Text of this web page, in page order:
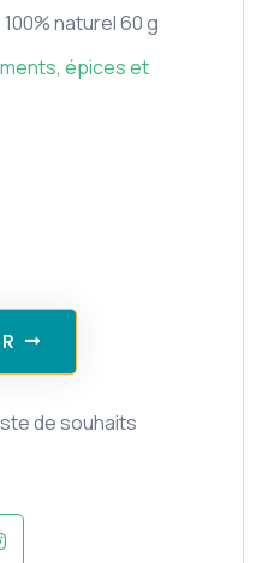
naturel 60 g
épices et
R
de souhaits